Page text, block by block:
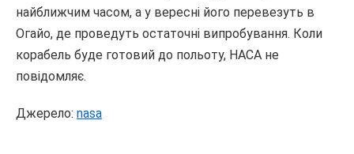
найближчим часом, а у вересні його перевезуть в
Огайо, де проведуть остаточні випробування. Коли
корабель буде готовий до польоту, НАСА не
повідомляє.
Джерело: nasa